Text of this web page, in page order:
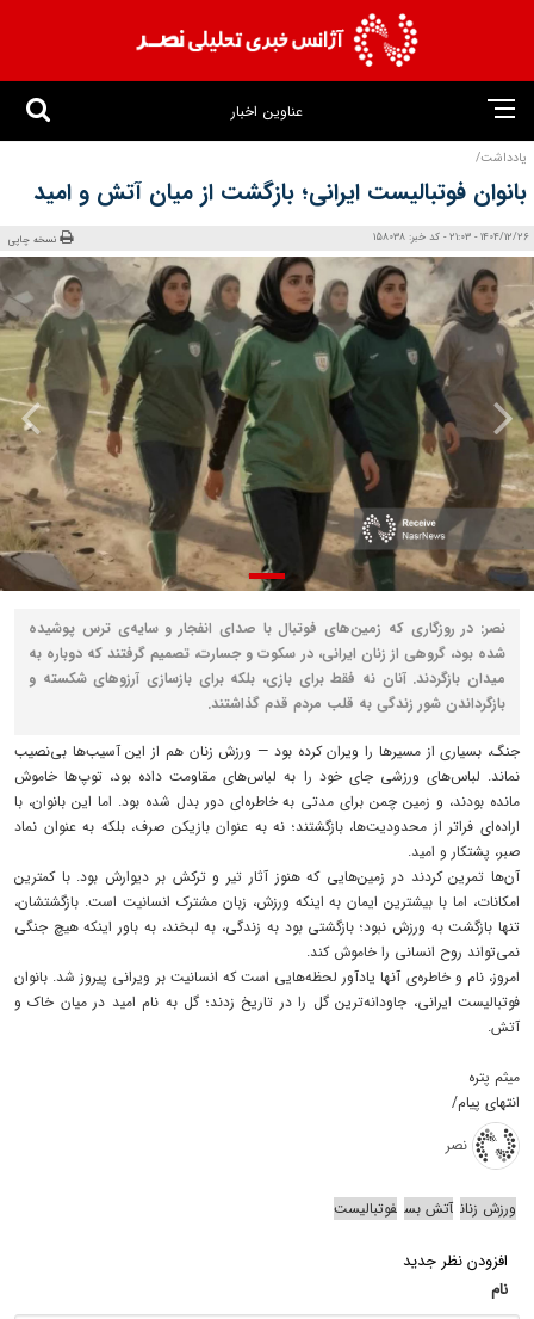
عناوین اخبار
یادداشت/
بانوان فوتبالیست ایرانی؛ بازگشت از میان آتش و امید
1404/12/26 - 21:03 - کد خبر: 158038 نسخه چاپی
نصر: در روزگاری که زمین‌های فوتبال با صدای انفجار و سایه‌ی ترس پوشیده
شده بود، گروهی از زنان ایرانی، در سکوت و جسارت، تصمیم گرفتند که دوباره به
میدان بازگردند. آنان نه فقط برای بازی، بلکه برای بازسازی آرزوهای شکسته و
بازگرداندن شور زندگی به قلب مردم قدم گذاشتند.
جنگ، بسیاری از مسیرها را ویران کرده بود — ورزش زنان هم از این آسیب‌ها بی‌نصیب
نماند. لباس‌های ورزشی جای خود را به لباس‌های مقاومت داده بود، توپ‌ها خاموش
مانده بودند، و زمین چمن برای مدتی به خاطره‌ای دور بدل شده بود. اما این بانوان، با
اراده‌ای فراتر از محدودیت‌ها، بازگشتند؛ نه به عنوان بازیکن صرف، بلکه به عنوان نماد
صبر، پشتکار و امید.
آن‌ها تمرین کردند در زمین‌هایی که هنوز آثار تیر و ترکش بر دیوارش بود. با کمترین
امکانات، اما با بیشترین ایمان به اینکه ورزش، زبان مشترک انسانیت است. بازگشتشان،
تنها بازگشت به ورزش نبود؛ بازگشتی بود به زندگی، به لبخند، به باور اینکه هیچ جنگی
نمی‌تواند روح انسانی را خاموش کند.
امروز، نام و خاطره‌ی آنها یادآور لحظه‌هایی است که انسانیت بر ویرانی پیروز شد. بانوان
فوتبالیست ایرانی، جاودانه‌ترین گل را در تاریخ زدند؛ گل به نام امید در میان خاک و
آتش.
میثم پتره
انتهای پیام/
نصر
ورزش زنان آتش بس فوتبالیست
افزودن نظر جدید
نام